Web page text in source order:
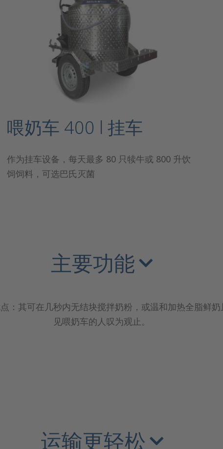
喂奶车 400 l 挂车
作为挂车设备，每天最多 80 只犊牛或 800 升饮
饲饲料，可选巴氏灭菌
主要功能
：其可在几秒内无结块搅拌奶粉，或温和加热全脂鲜
见喂奶车的人叹为观止。
运输更轻松